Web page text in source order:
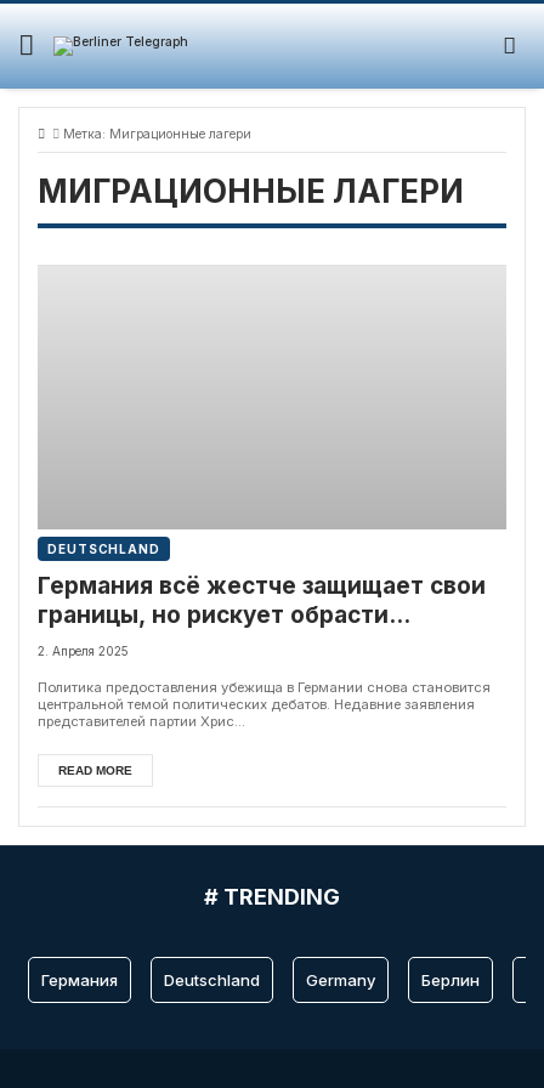
Skip
content
Метка: Миграционные лагери
МИГРАЦИОННЫЕ ЛАГЕРИ
DEUTSCHLAND
Германия всё жестче защищает свои
границы, но рискует обрасти
миграционными лагерями по
2. Апреля 2025
Политика предоставления убежища в Германии снова становится
центральной темой политических дебатов. Недавние заявления
представителей партии Хрис...
READ MORE
# TRENDING
Германия Deutschland Germany Берлин